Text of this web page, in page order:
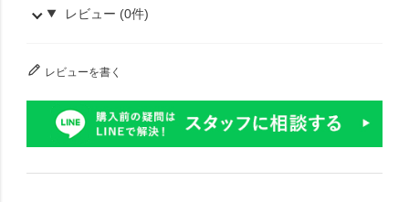
レビュー (0件)
レビューを書く